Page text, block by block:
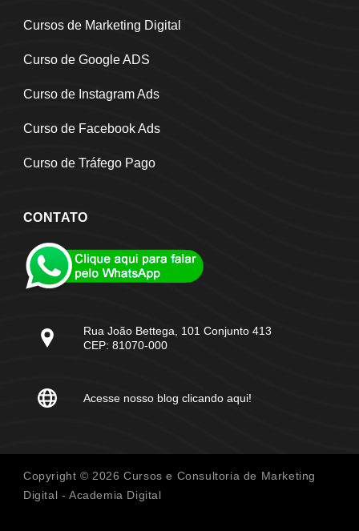
Cursos de Marketing Digital
Curso de Google ADS
Curso de Instagram Ads
Curso de Facebook Ads
Curso de Tráfego Pago
CONTATO
Rua João Bettega, 101 Conjunto 413
CEP: 81070-000
Acesse nosso blog clicando aqui!
Copyright © 2026 Cursos e Consultoria de Marketing
Digital - Academia Digital